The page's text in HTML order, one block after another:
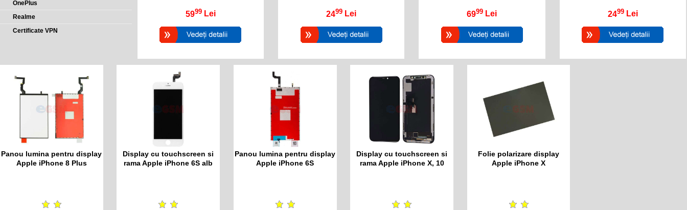
OnePlus
Realme
Certificate VPN
5999 Lei 2499 Lei 6999 Lei 2499 Lei
Panou lumina pentru display
Apple iPhone 8 Plus
Display cu touchscreen si
rama Apple iPhone 6S alb
Panou lumina pentru display
Apple iPhone 6S
Display cu touchscreen si
rama Apple iPhone X, 10
Folie polarizare display
Apple iPhone X